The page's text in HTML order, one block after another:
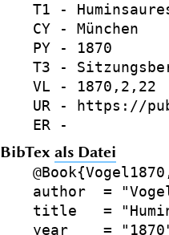
T1 -
CY - München
PY - 1870
T3 -
VL - 1870,2,22
UR - https://
BibTex als Datei
author  =
title   =
year    =